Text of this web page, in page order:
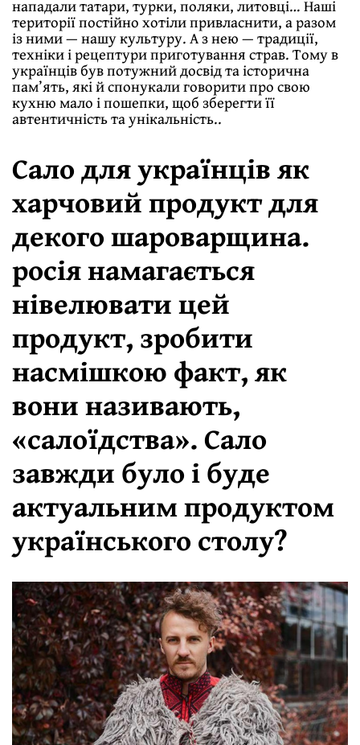
нападали татари, турки, поляки, литовці… Наші
території постійно хотіли привласнити, а разом
із ними — нашу культуру. А з нею — традиції,
техніки і рецептури приготування страв. Тому в
українців був потужний досвід та історична
пам’ять, які й спонукали говорити про свою
кухню мало і пошепки, щоб зберегти її
автентичність та унікальність..
Сало для українців як
харчовий продукт для
декого шароварщина.
росія намагається
нівелювати цей
продукт, зробити
насмішкою факт, як
вони називають,
«салоїдства». Сало
завжди було і буде
актуальним продуктом
українського столу?